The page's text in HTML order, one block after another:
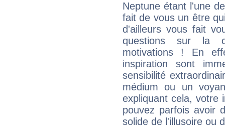
Neptune étant l'une
fait de vous un être
d'ailleurs vous fait
questions sur la
motivations ! En
inspiration sont
sensibilité
médium ou un
expliquant cela, votre
pouvez parfois avoir
solide de l'illusoire ou